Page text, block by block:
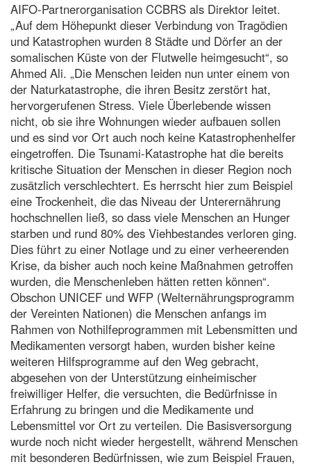
AIFO-Partnerorganisation CCBRS als Direktor leitet.
„Auf dem Höhepunkt dieser Verbindung von Tragödien
und Katastrophen wurden 8 Städte und Dörfer an der
somalischen Küste von der Flutwelle heimgesucht“, so
Ahmed Ali. „Die Menschen leiden nun unter einem von
der Naturkatastrophe, die ihren Besitz zerstört hat,
hervorgerufenen Stress. Viele Überlebende wissen
nicht, ob sie ihre Wohnungen wieder aufbauen sollen
und es sind vor Ort auch noch keine Katastrophenhelfer
eingetroffen. Die Tsunami-Katastrophe hat die bereits
kritische Situation der Menschen in dieser Region noch
zusätzlich verschlechtert. Es herrscht hier zum Beispiel
eine Trockenheit, die das Niveau der Unterernährung
hochschnellen ließ, so dass viele Menschen an Hunger
starben und rund 80% des Viehbestandes verloren ging.
Dies führt zu einer Notlage und zu einer verheerenden
Krise, da bisher auch noch keine Maßnahmen getroffen
wurden, die Menschenleben hätten retten können“.
Obschon UNICEF und WFP (Welternährungsprogramm
der Vereinten Nationen) die Menschen anfangs im
Rahmen von Nothilfeprogrammen mit Lebensmitten und
Medikamenten versorgt haben, wurden bisher keine
weiteren Hilfsprogramme auf den Weg gebracht,
abgesehen von der Unterstützung einheimischer
freiwilliger Helfer, die versuchten, die Bedürfnisse in
Erfahrung zu bringen und die Medikamente und
Lebensmittel vor Ort zu verteilen. Die Basisversorgung
wurde noch nicht wieder hergestellt, während Menschen
mit besonderen Bedürfnissen, wie zum Beispiel Frauen,